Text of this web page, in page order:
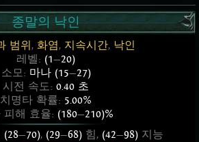
종말의 낙인
범위 , 화염, 지속시간, 낙인
레벨: (1—20)
소모: 마나 (15—27)
시전 속도: 0.40 초
치명타 확률: 5.00%
피해 효율: (180—210)%
(28—70), (29—68) 힘, (42—98) 지능